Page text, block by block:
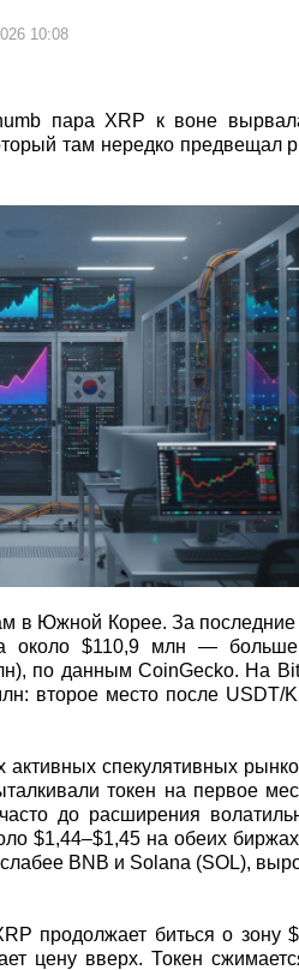
10:08
пара XRP к воне
там нередко предвещал
в Южной Корее. За последние
около $110,9 млн —
по данным CoinGecko. На
второе место после USDT/
спекулятивных
токен на первое
до расширения
$1,44–$1,45 на обеих
BNB и Solana (SOL),
продолжает биться о зону
цену вверх. Токен